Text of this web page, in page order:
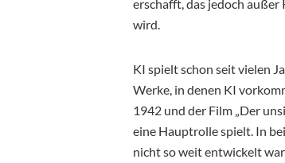
erschafft, das jedoch
wird.
KI spielt schon seit vielen
Werke, in denen KI
1942 und der Film „Der
eine Hauptrolle spielt. In
nicht so weit entwickelt